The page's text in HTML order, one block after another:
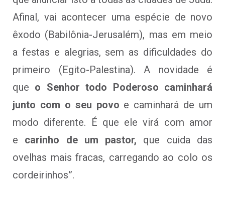
Afinal, vai acontecer uma espécie de novo
êxodo (Babilônia-Jerusalém), mas em meio
a festas e alegrias, sem as dificuldades do
primeiro (Egito-Palestina). A novidade é
que o Senhor todo Poderoso caminhará
junto com o seu povo e caminhará de um
modo diferente. É que ele virá com amor
e carinho de um pastor, que cuida das
ovelhas mais fracas, carregando ao colo os
cordeirinhos”.